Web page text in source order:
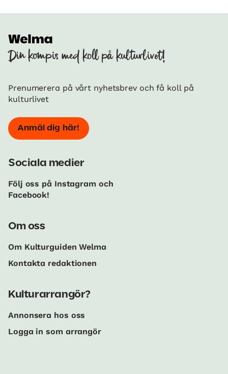
Din kompis med koll på kulturlivet!
Prenumerera på vårt nyhetsbrev och få koll på
kulturlivet
Anmäl dig här!
Sociala medier
Följ oss på Instagram och
Facebook!
Om oss
Om Kulturguiden Welma
Kontakta redaktionen
Kulturarrangör?
Annonsera hos oss
Logga in som arrangör